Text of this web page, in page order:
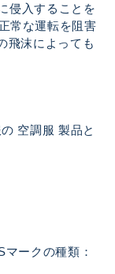
侵入することを
常な運転を阻害
飛沫によっても
空調服 製品と
ークの種類：